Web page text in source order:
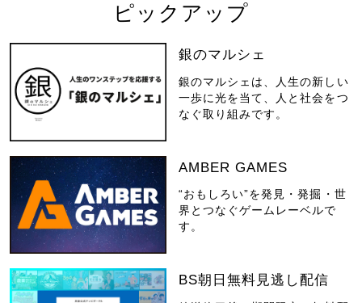
ピックアップ
銀のマルシェ
銀のマルシェは、人生の新しい
一歩に光を当て、人と社会をつ
なぐ取り組みです。
AMBER GAMES
“おもしろい”を発見・発掘・世
界とつなぐゲームレーベルで
す。
BS朝日無料見逃し配信